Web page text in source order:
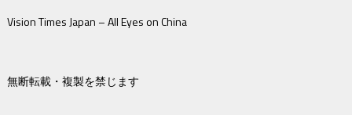
Vision Times Japan – All Eyes on China
無断転載・複製を禁じます